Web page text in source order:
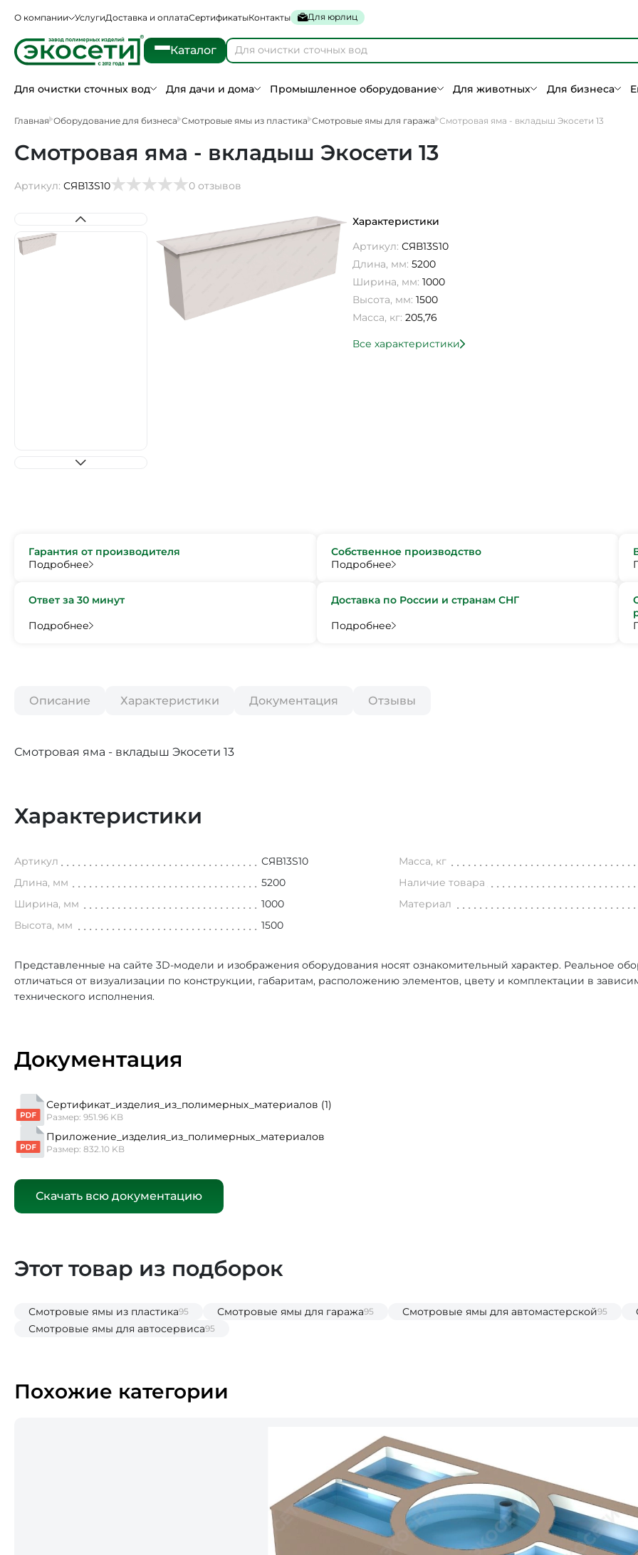
О компании УслугиДоставка и оплатаСертификатыКонтакты Для юрлиц
Каталог
Для очистки сточных вод Для дачи и дома Промышленное оборудование Для животных Для бизнеса
Главная Оборудование для бизнеса Смотровые ямы из пластика Смотровые ямы для гаража Смотровая яма - вкладыш Экосети 13
Смотровая яма - вкладыш Экосети 13
Артикул: СЯВ13S10 0 отзывов
Характеристики
Артикул: СЯВ13S10
Длина, мм: 5200
Ширина, мм: 1000
Высота, мм: 1500
Масса, кг: 205,76
Все характеристики
Гарантия от производителя
Подробнее
Собственное производство
Подробнее
Ответ за 30 минут
Подробнее
Доставка по России и странам СНГ
Подробнее
Описание Характеристики Документация Отзывы
Смотровая яма - вкладыш Экосети 13
Характеристики
Артикул
СЯВ13S10
Длина, мм
5200
Ширина, мм
1000
Высота, мм
1500
Масса, кг
Наличие товара
Материал
Представленные на сайте 3D-модели и изображения оборудования носят ознакомительный характер. Реальное
отличаться от визуализации по конструкции, габаритам, расположению элементов, цвету и комплектации в
технического исполнения.
Документация
Сертификат_изделия_из_полимерных_материалов (1)
Размер: 951.96 KB
Приложение_изделия_из_полимерных_материалов
Размер: 832.10 KB
Скачать всю документацию
Этот товар из подборок
Смотровые ямы из пластика95 Смотровые ямы для гаража95 Смотровые ямы для автомастерской95
Смотровые ямы для автосервиса95
Похожие категории